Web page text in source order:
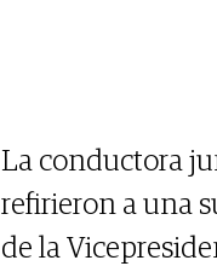
La conductora
refirieron a una
de la